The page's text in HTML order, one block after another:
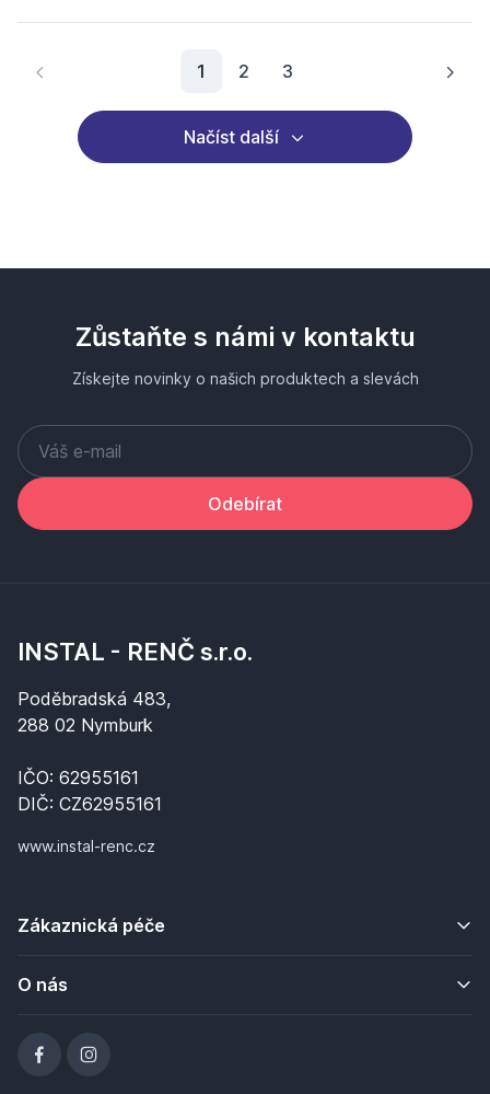
1 Aktuální stránka
2 3
Načíst další
Zůstaňte s námi v kontaktu
Získejte novinky o našich produktech a slevách
Odebírat
INSTAL - RENČ s.r.o.
Poděbradská 483,
288 02 Nymburk
IČO: 62955161
DIČ: CZ62955161
www.instal-renc.cz
Zákaznická péče
O nás